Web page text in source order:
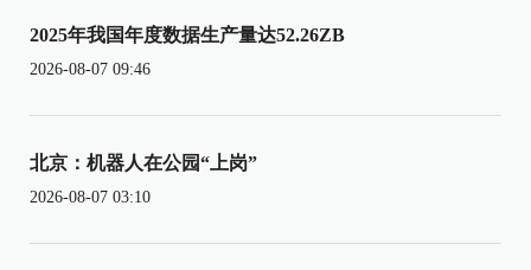
2025年我国年度数据生产量达52.26ZB
2026-08-07 09:46
北京：机器人在公园“上岗”
2026-08-07 03:10